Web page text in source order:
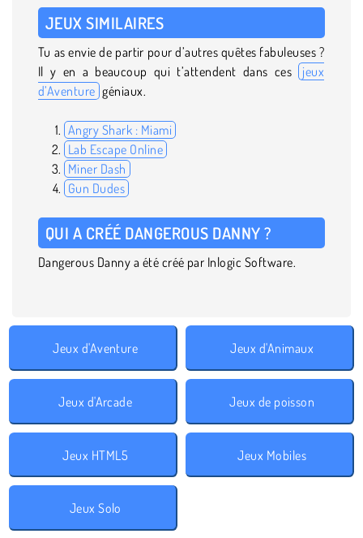
JEUX SIMILAIRES
Tu as envie de partir pour d’autres quêtes fabuleuses ?
Il y en a beaucoup qui t’attendent dans ces jeux
d’Aventure géniaux.
Angry Shark : Miami
Lab Escape Online
Miner Dash
Gun Dudes
QUI A CRÉÉ DANGEROUS DANNY ?
Dangerous Danny a été créé par Inlogic Software.
Jeux d'Aventure Jeux d'Animaux
Jeux d'Arcade Jeux de poisson
Jeux HTML5 Jeux Mobiles
Jeux Solo